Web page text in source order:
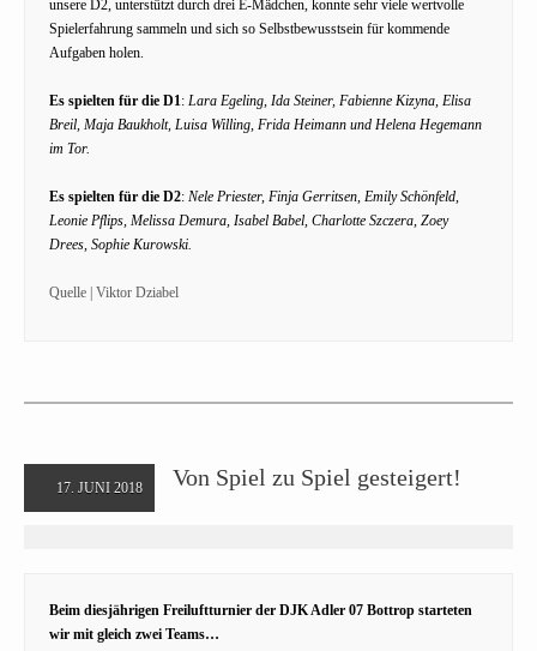
unsere D2, unterstützt durch drei E-Mädchen, konnte sehr viele wertvolle
Spielerfahrung sammeln und sich so Selbstbewusstsein für kommende
Aufgaben holen.
Es spielten für die D1 : Lara Egeling, Ida Steiner, Fabienne Kizyna, Elisa
Breil, Maja Baukholt, Luisa Willing, Frida Heimann und Helena Hegemann
im Tor.
Es spielten für die D2: Nele Priester, Finja Gerritsen, Emily Schönfeld,
Leonie Pflips, Melissa Demura, Isabel Babel, Charlotte Szczera, Zoey
Drees, Sophie Kurowski.
Quelle | Viktor Dziabel
17. JUNI 2018 Von Spiel zu Spiel gesteigert!
Beim diesjährigen Freiluftturnier der DJK Adler 07 Bottrop starteten
wir mit gleich zwei Teams…